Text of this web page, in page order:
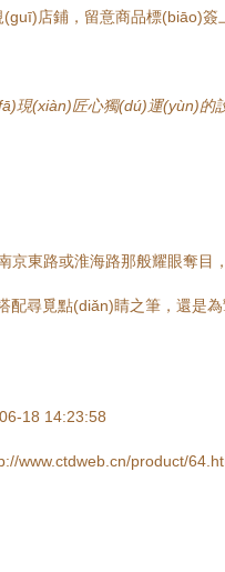
店鋪，留意商品標(biāo)
現(xiàn)匠心獨(dú)運(yùn)的
東路或淮海路那般耀眼奪
尋覓點(diǎn)睛之筆，還是
18 14:23:58
www.ctdweb.cn/product/